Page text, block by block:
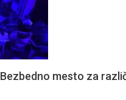
Bezbedno mesto za